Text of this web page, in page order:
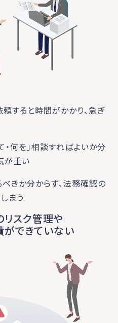
すると時間がかかり、急ぎ
・何を」相談すればよいか分
が重い
きか分からず、法務確認の
まう
スク管理や
ができていない